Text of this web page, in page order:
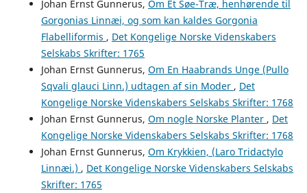
Johan Ernst Gunnerus, Om Et Søe-Træ, henhørende til
Gorgonias Linnæi, og som kan kaldes Gorgonia
Flabelliformis , Det Kongelige Norske Videnskabers
Selskabs Skrifter: 1765
Johan Ernst Gunnerus, Om En Haabrands Unge (Pullo
Sqvali glauci Linn.) udtagen af sin Moder , Det
Kongelige Norske Videnskabers Selskabs Skrifter: 1768
Johan Ernst Gunnerus, Om nogle Norske Planter , Det
Kongelige Norske Videnskabers Selskabs Skrifter: 1768
Johan Ernst Gunnerus, Om Krykkien, (Laro Tridactylo
Linnæi.) , Det Kongelige Norske Videnskabers Selskabs
Skrifter: 1765